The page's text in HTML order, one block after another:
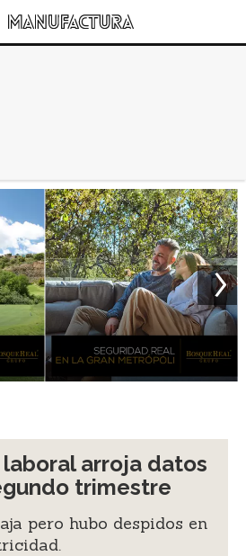
arroja datos
trimestre
pero hubo despidos en